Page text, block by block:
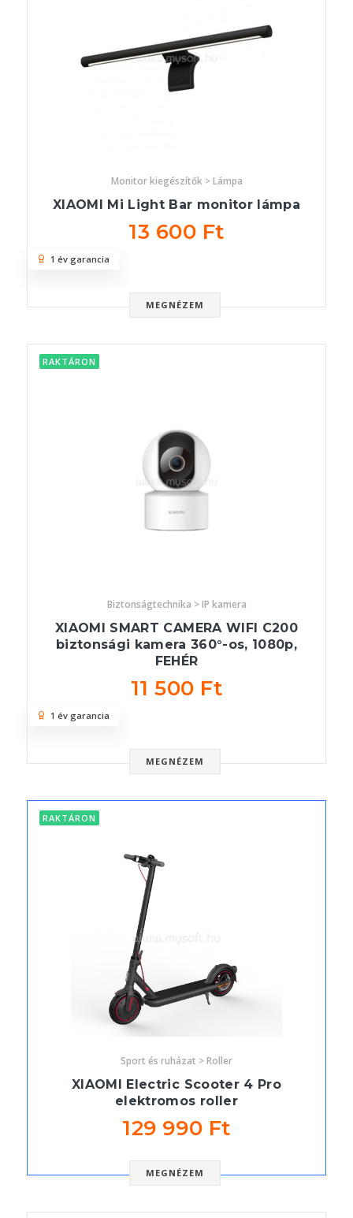
Monitor kiegészítők > Lámpa
XIAOMI Mi Light Bar monitor lámpa
13 600 Ft
MEGNÉZEM
1 év garancia
RAKTÁRON
Biztonságtechnika > IP kamera
XIAOMI SMART CAMERA WIFI C200
biztonsági kamera 360°-os, 1080p,
FEHÉR
11 500 Ft
MEGNÉZEM
1 év garancia
RAKTÁRON
Sport és ruházat > Roller
XIAOMI Electric Scooter 4 Pro
elektromos roller
129 990 Ft
MEGNÉZEM